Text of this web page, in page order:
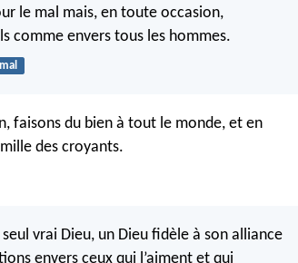
le mal mais, en toute occasion,
comme envers tous les hommes.
mal
faisons du bien à tout le monde, et en
des croyants.
vrai Dieu, un Dieu fidèle à son alliance
envers ceux qui l’aiment et qui